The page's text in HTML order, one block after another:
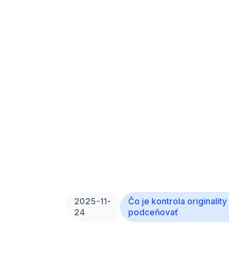
2025-11-
24
Čo je kontrola
podceňovať